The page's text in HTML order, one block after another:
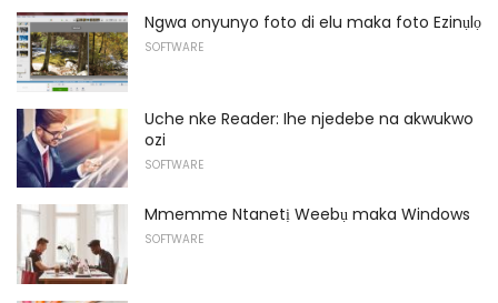
Ngwa onyunyo foto di elu maka foto Ezinụlọ
SOFTWARE
Uche nke Reader: Ihe njedebe na akwukwo
ozi
SOFTWARE
Mmemme Ntanetị Weebụ maka Windows
SOFTWARE